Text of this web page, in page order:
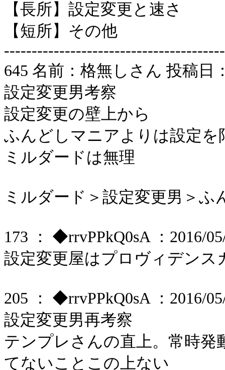
【長所】設定変更と速さ
【短所】その他
645 名前：格無しさん 投稿日
設定変更男考察
設定変更の壁上から
ふんどしマニアよりは設定
ミルダードは無理
ミルダード＞設定変更男＞ふ
173 ： ◆rrvPPkQ0sA ：2016/
設定変更屋はプロヴィデンス
205 ： ◆rrvPPkQ0sA ：2016/
設定変更男再考察
テンプレさんの直上。常時
てないことこの上ない